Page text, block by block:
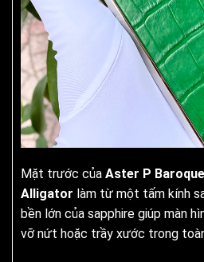
Mặt trước của Aster P
Alligator làm từ một tấm kính
bền lớn của sapphire giúp màn
vỡ nứt hoặc trầy xước trong